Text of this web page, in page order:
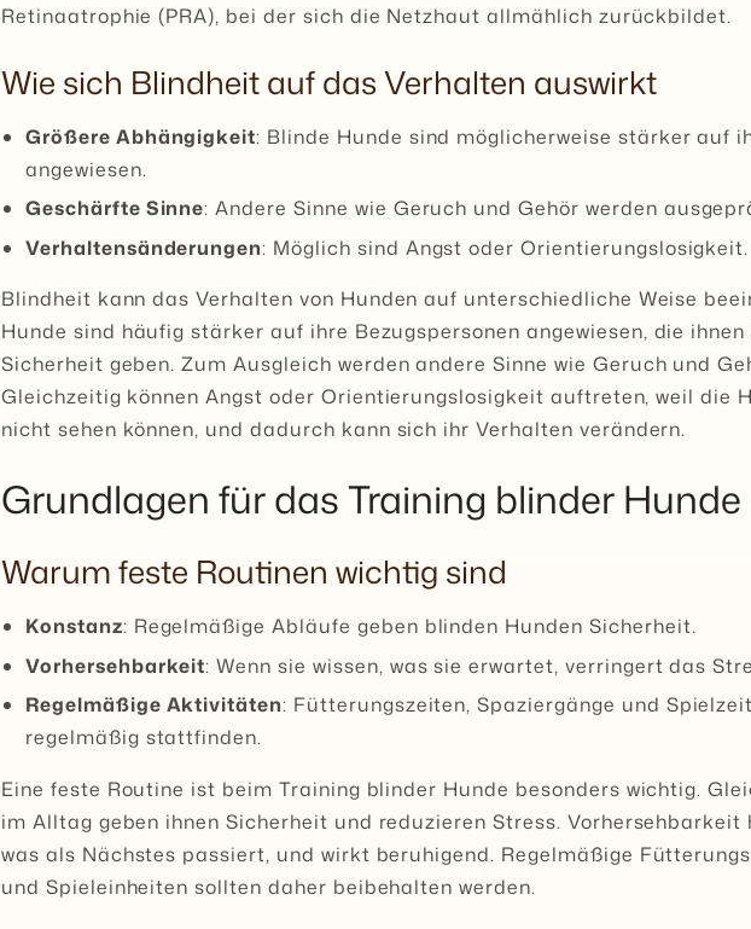
Retinaatrophie (PRA), bei der sich die Netzhaut allmählich zurückbildet.
Wie sich Blindheit auf das Verhalten auswirkt
Größere Abhängigkeit: Blinde Hunde sind möglicherweise stärker auf
angewiesen.
Geschärfte Sinne: Andere Sinne wie Geruch und Gehör werden
Verhaltensänderungen: Möglich sind Angst oder Orientierungslosigkeit.
Blindheit kann das Verhalten von Hunden auf unterschiedliche Weise
Hunde sind häufig stärker auf ihre Bezugspersonen angewiesen, die
Sicherheit geben. Zum Ausgleich werden andere Sinne wie Geruch und
Gleichzeitig können Angst oder Orientierungslosigkeit auftreten, weil die
nicht sehen können, und dadurch kann sich ihr Verhalten verändern.
Grundlagen für das Training blinder Hunde
Warum feste Routinen wichtig sind
Konstanz: Regelmäßige Abläufe geben blinden Hunden Sicherheit.
Vorhersehbarkeit: Wenn sie wissen, was sie erwartet, verringert das
Regelmäßige Aktivitäten: Fütterungszeiten, Spaziergänge und
regelmäßig stattfinden.
Eine feste Routine ist beim Training blinder Hunde besonders wichtig.
im Alltag geben ihnen Sicherheit und reduzieren Stress. Vorhersehbarkeit
was als Nächstes passiert, und wirkt beruhigend. Regelmäßige
und Spieleinheiten sollten daher beibehalten werden.